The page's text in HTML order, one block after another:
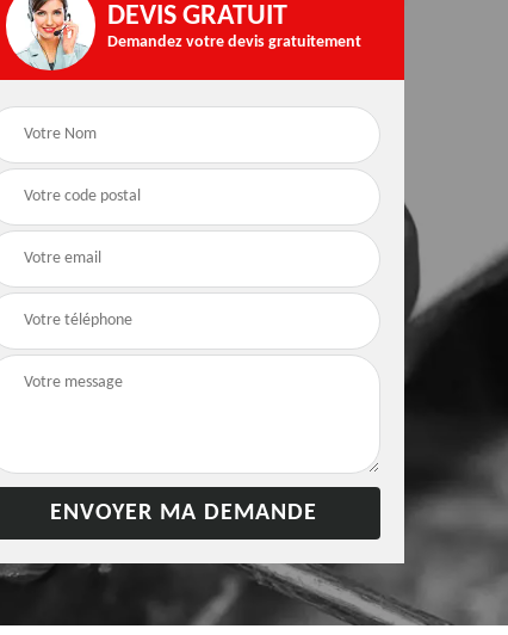
Poseur et pose de
poêle à bois et
DEVIS GRATUIT
Demandez votre devis gratuitement